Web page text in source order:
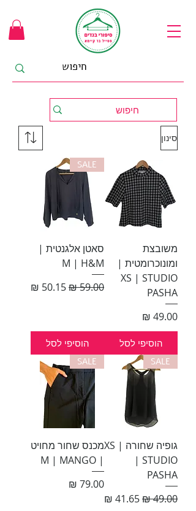
סינון
משובצת
ומונוכרומטית |
XS | STUDIO
PASHA
מחיר
הוסיפי לסל
SALE
סאטן אלגנטית |
M | H&M
מחיר רגילמחיר מבצע
הוסיפי לסל
SALE
גופיה שחורה | XS
| STUDIO
PASHA
מחיר רגילמחיר מבצע
SALE
מכנס שחור מחויט
| M | MANGO
מחיר